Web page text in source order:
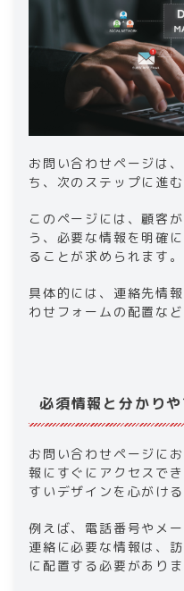
お問い合わせページは
ち、次のステップに進
このページには、顧客
う、必要な情報を明確
ることが求められます。
具体的には、連絡先情
わせフォームの配置など
必須情報と分かり
お問い合わせページに
報にすぐにアクセスで
すいデザインを心がけ
例えば、電話番号やメ
連絡に必要な情報は、
に配置する必要がありま